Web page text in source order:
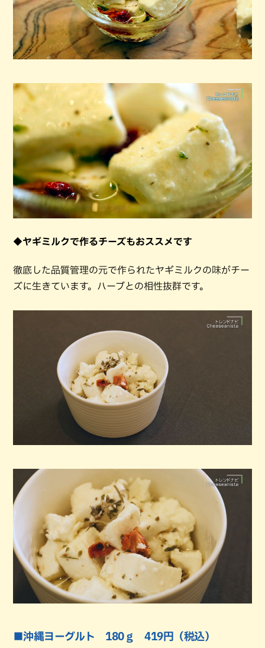
◆ヤギミルクで作るチーズもおススメです
徹底した品質管理の元で作られたヤギミルクの味がチー
ズに生きています。ハーブとの相性抜群です。
■沖縄ヨーグルト 180ｇ 419円（税込）